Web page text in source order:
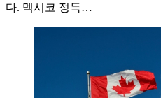
다. 멕시코 정득…